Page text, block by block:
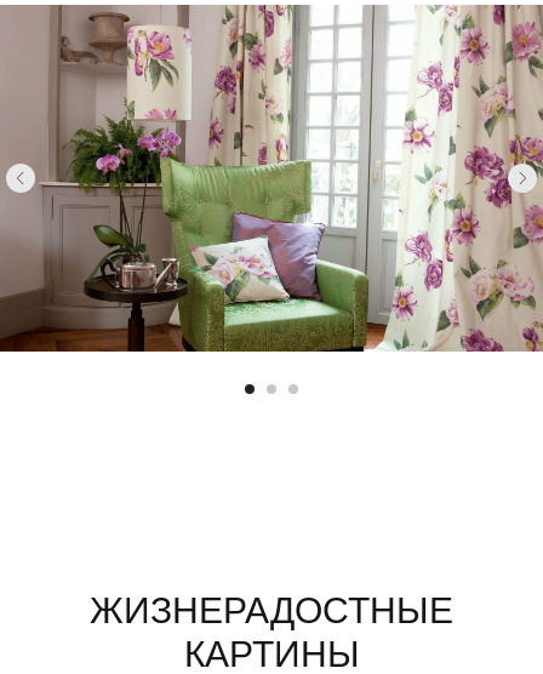
ЖИЗНЕРАДОСТНЫЕ
КАРТИНЫ